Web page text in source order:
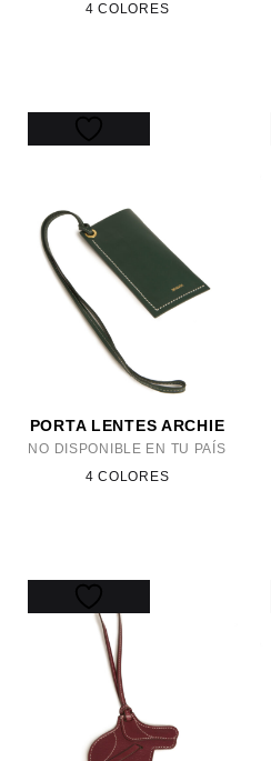
4 COLORES
PORTA LENTES ARCHIE
NO DISPONIBLE EN TU PAÍS
4 COLORES